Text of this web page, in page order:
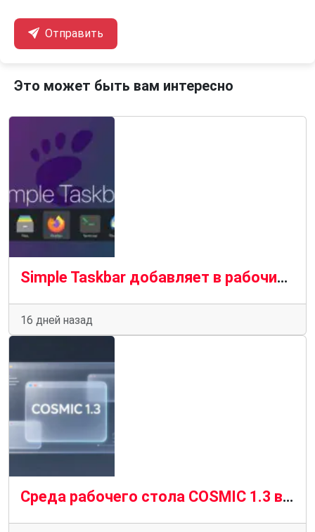
Отправить
Это может быть вам интересно
Simple Taskbar добавляет в рабочий стол GNOME панель задач, похожую на ту, что используется в Windows 11.
16 дней назад
Среда рабочего стола COSMIC 1.3 выпущена с эффектом матового стекла